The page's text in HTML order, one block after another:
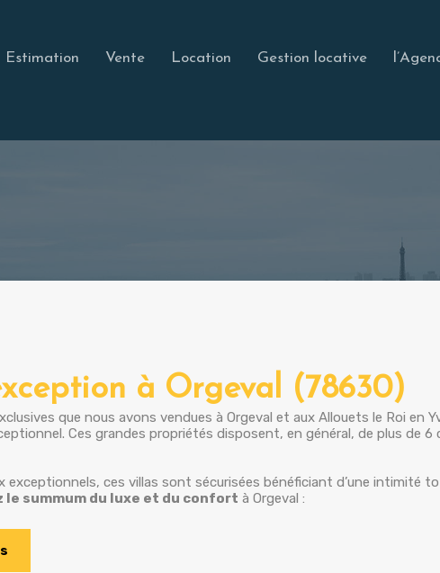
Estimation Vente Location Gestion locative
à Orgeval (78630)
que nous avons vendues à Orgeval et aux Allouets le Roi
Ces grandes propriétés disposent, en général, de plus de
exceptionnels, ces villas sont sécurisées bénéficiant d’une intimité
le summum du luxe et du confort à Orgeval :